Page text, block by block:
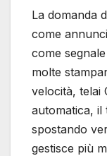
La domanda
come
come
molte
velocità, telai
automatica, il
spostando
gestisce più